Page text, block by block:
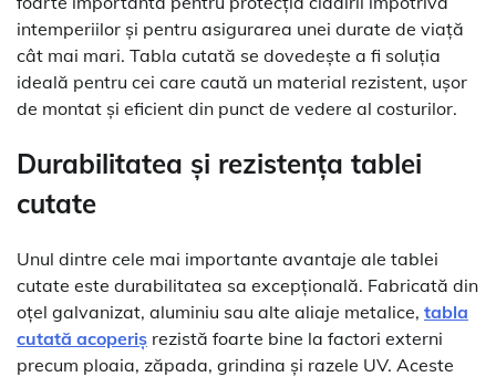
intemperiilor și pentru asigurarea unei durate de viață
cât mai mari. Tabla cutată se dovedește a fi soluția
ideală pentru cei care caută un material rezistent, ușor
de montat și eficient din punct de vedere al costurilor.
Durabilitatea și rezistența tablei
cutate
Unul dintre cele mai importante avantaje ale tablei
cutate este durabilitatea sa excepțională. Fabricată din
oțel galvanizat, aluminiu sau alte aliaje metalice, tabla
cutată acoperiș rezistă foarte bine la factori externi
precum ploaia, zăpada, grindina și razele UV. Aceste